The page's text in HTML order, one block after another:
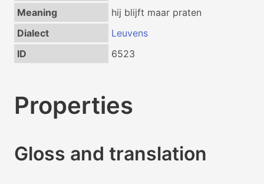
Meaning
hij blijft maar praten
Dialect
Leuvens
ID
6523
Properties
Gloss and translation